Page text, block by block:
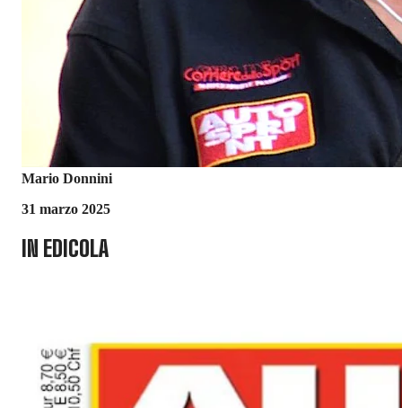
Mario Donnini
31 marzo 2025
IN EDICOLA